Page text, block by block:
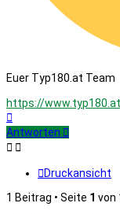
Euer Typ180.at Team
https://
oben
Antworten
Druckansicht
1 Beitrag • Seite 1 von